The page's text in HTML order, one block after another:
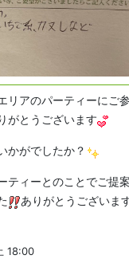
リアのパーティーにご参
がとうございます
かがでしたか？
ティーとのことでご提案
ありがとうございま
18:00